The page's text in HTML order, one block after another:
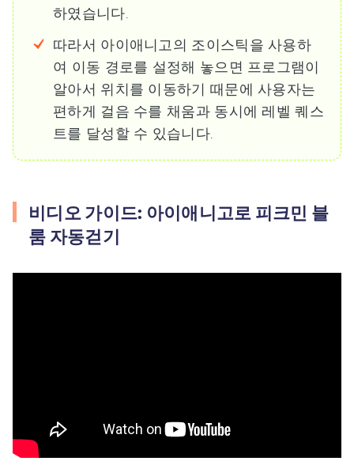
하였습니다.
따라서 아이애니고의 조이스틱을 사용하
여 이동 경로를 설정해 놓으면 프로그램이
알아서 위치를 이동하기 때문에 사용자는
편하게 걸음 수를 채움과 동시에 레벨 퀘스
트를 달성할 수 있습니다.
비디오 가이드: 아이애니고로 피크민 블
룸 자동걷기